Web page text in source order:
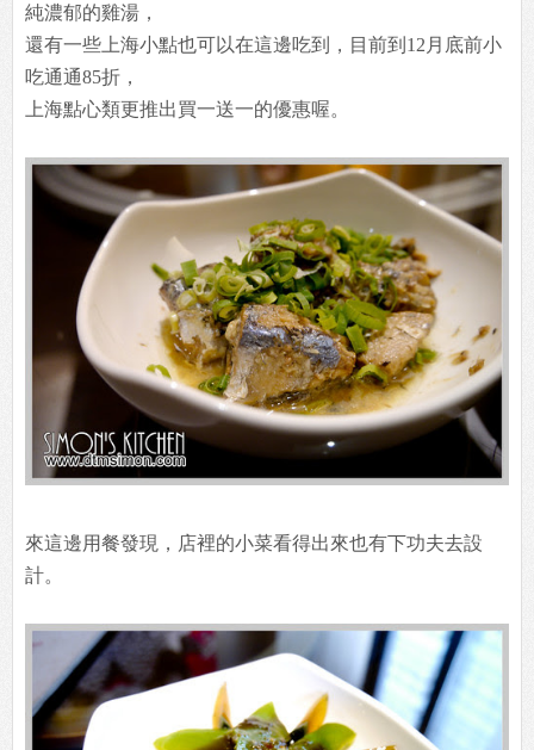
純濃郁的雞湯，
還有一些上海小點也可以在這邊吃到，目前到12月底前小
吃通通85折，
上海點心類更推出買一送一的優惠喔。
來這邊用餐發現，店裡的小菜看得出來也有下功夫去設
計。